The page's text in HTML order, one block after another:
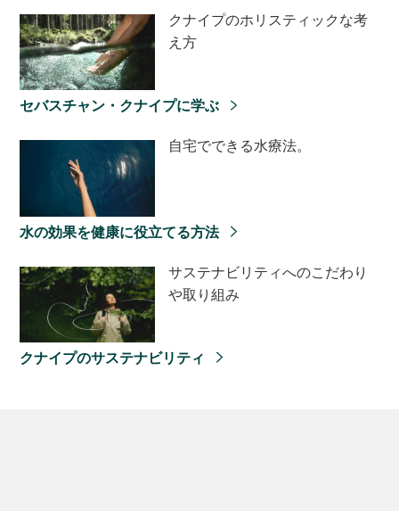
クナイプのホリスティックな考
え方
セバスチャン・クナイプに学ぶ
自宅でできる水療法。
水の効果を健康に役立てる方法
サステナビリティへのこだわり
や取り組み
クナイプのサステナビリティ